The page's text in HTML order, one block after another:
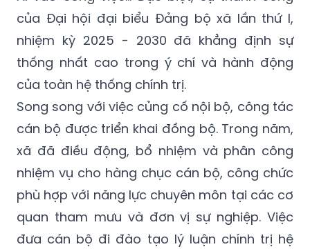
của Đại hội đại biểu Đảng bộ xã lần thứ I,
nhiệm kỳ 2025 - 2030 đã khẳng định sự
thống nhất cao trong ý chí và hành động
của toàn hệ thống chính trị.
Song song với việc củng cố nội bộ, công tác
cán bộ được triển khai đồng bộ. Trong năm,
xã đã điều động, bổ nhiệm và phân công
nhiệm vụ cho hàng chục cán bộ, công chức
phù hợp với năng lực chuyên môn tại các cơ
quan tham mưu và đơn vị sự nghiệp. Việc
đưa cán bộ đi đào tạo lý luận chính trị hệ